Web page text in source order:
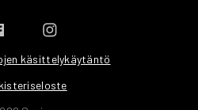
käsittelykäytäntö